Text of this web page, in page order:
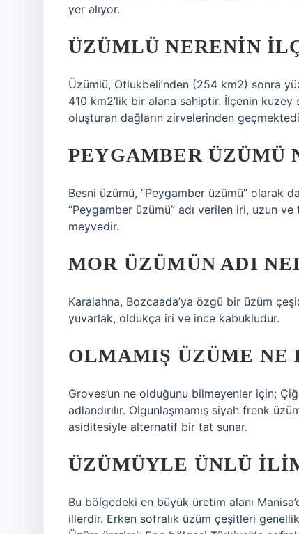
yer alıyor.
ÜZÜMLÜ NERENIN
Üzümlü, Otlukbeli’nden (254 km2) sonra
410 km2’lik bir alana sahiptir. İlçenin kuzey
oluşturan dağların zirvelerinden
PEYGAMBER ÜZÜMÜ
Besni üzümü, “Peygamber üzümü” olarak
“Peygamber üzümü” adı verilen iri, uzun
meyvedir.
MOR ÜZÜMÜN ADI
Karalahna, Bozcaada’ya özgü bir üzüm
yuvarlak, oldukça iri ve ince kabukludur.
OLMAMIŞ ÜZÜME NE
Groves’un ne olduğunu bilmeyenler için;
adlandırılır. Olgunlaşmamış siyah frenk
asiditesiyle alternatif bir tat sunar.
ÜZÜMÜYLE ÜNLÜ
Bu bölgedeki en büyük üretim alanı
illerdir. Erken sofralık üzüm çeşitleri